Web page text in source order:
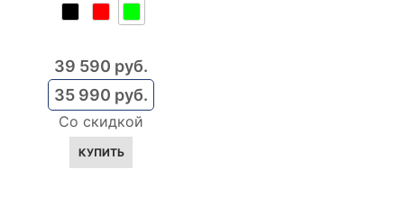
35 990 руб.
Со скидкой
39 590 руб.
КУПИТЬ